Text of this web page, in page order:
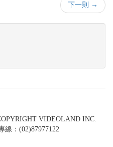
下一則 →
VIDEOLAND INC.
：(02)87977122